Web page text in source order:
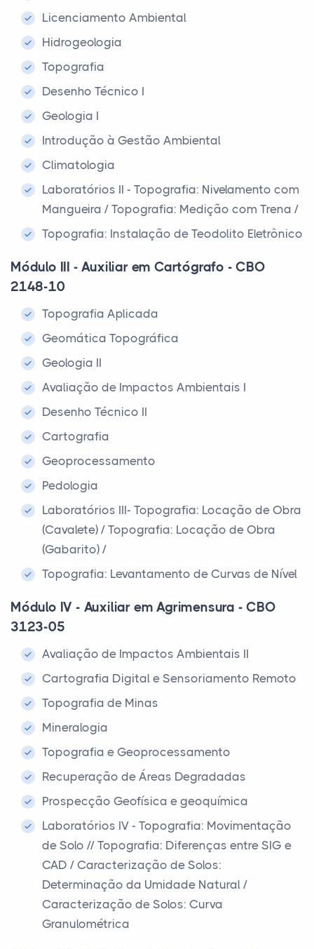
Licenciamento Ambiental
Hidrogeologia
Topografia
Desenho Técnico I
Geologia I
Introdução à Gestão Ambiental
Climatologia
Laboratórios II - Topografia: Nivelamento com
Mangueira / Topografia: Medição com Trena /
Topografia: Instalação de Teodolito Eletrônico
Módulo III - Auxiliar em Cartógrafo - CBO
2148-10
Topografia Aplicada
Geomática Topográfica
Geologia II
Avaliação de Impactos Ambientais I
Desenho Técnico II
Cartografia
Geoprocessamento
Pedologia
Laboratórios III- Topografia: Locação de Obra
(Cavalete) / Topografia: Locação de Obra
(Gabarito) /
Topografia: Levantamento de Curvas de Nível
Módulo IV - Auxiliar em Agrimensura - CBO
3123-05
Avaliação de Impactos Ambientais II
Cartografia Digital e Sensoriamento Remoto
Topografia de Minas
Mineralogia
Topografia e Geoprocessamento
Recuperação de Áreas Degradadas
Prospecção Geofísica e geoquímica
Laboratórios IV - Topografia: Movimentação
de Solo // Topografia: Diferenças entre SIG e
CAD / Caracterização de Solos:
Determinação da Umidade Natural /
Caracterização de Solos: Curva
Granulométrica